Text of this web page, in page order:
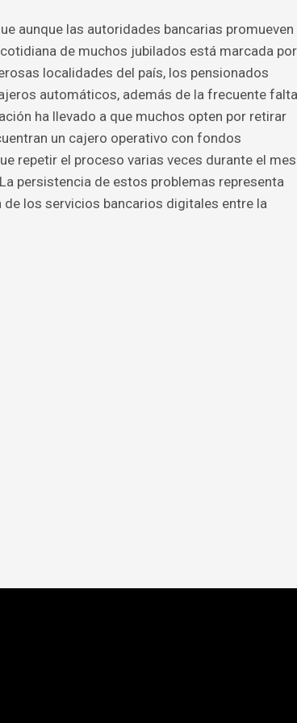
aunque las autoridades bancarias promueven
de muchos jubilados está marcada por
localidades del país, los pensionados
automáticos, además de la frecuente falta
ha llevado a que muchos opten por retirar
un cajero operativo con fondos
repetir el proceso varias veces durante el mes
persistencia de estos problemas representa
los servicios bancarios digitales entre la